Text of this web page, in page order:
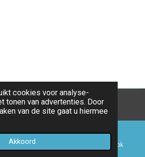
cookies voor analyse-
tonen van advertenties. Door
van de site gaat u hiermee
Akkoord
Telefoonnummer Facebook